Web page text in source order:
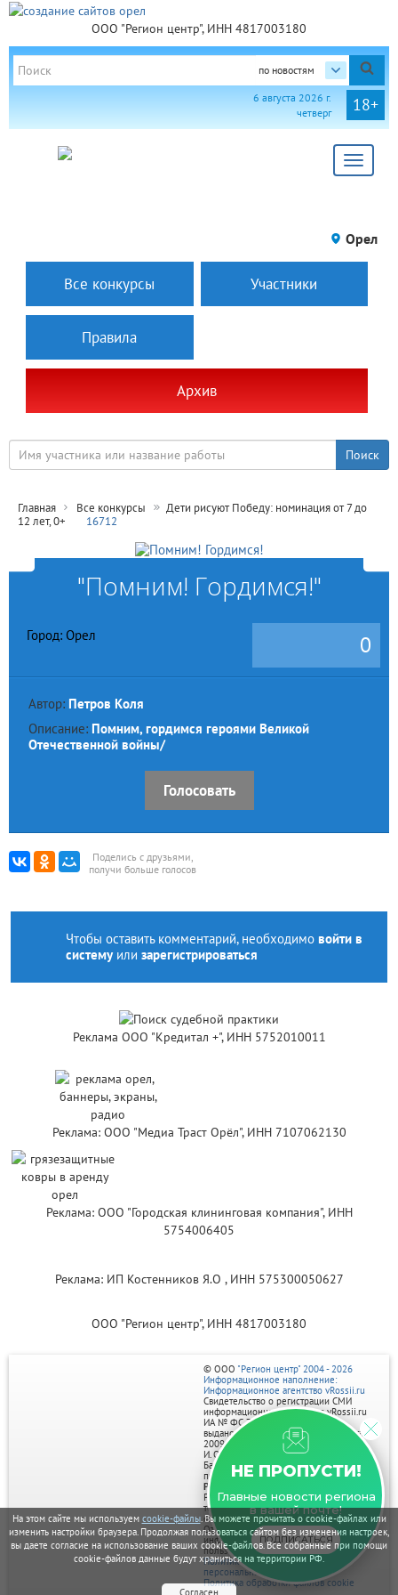
На этом сайте мы используем cookie-файлы. Вы можете прочитать о cookie-файлах или
изменить настройки браузера. Продолжая пользоваться сайтом без изменения настроек,
вы даете согласие на использование ваших cookie-файлов. Все собранные при помощи
cookie-файлов данные будут храниться на территории РФ.
Согласен
ООО "Регион центр", ИНН 4817003180
по новостям
18+
6 августа 2026 г.
четверг
Toggle
Орел
Все конкурсы Участники
Правила
Архив
Главная Все конкурсы
Дети рисуют Победу: номинация от 7 до
12 лет, 0+
16712
"Помним! Гордимся!"
Город: Орел 0
Автор: Петров Коля
Описание: Помним, гордимся героями Великой
Отечественной войны/
Голосовать
Поделись с друзьями,
получи больше голосов
Чтобы оставить комментарий, необходимо войти в
системуили зарегистрироваться
Реклама ООО "Кредитал +", ИНН 5752010011
Реклама: ООО "Медиа Траст Орёл", ИНН 7107062130
Реклама: ООО "Городская клининговая компания", ИНН
5754006405
Реклама: ИП Костенников Я.О , ИНН 575300050627
ООО "Регион центр", ИНН 4817003180
НЕ ПРОПУСТИ!
Главные новости региона
в вашей почте!
ПОДПИСАТЬСЯ
© ООО "Регион центр" 2004 - 2026
Информационное наполнение:
Информационное агентство vRossii.ru
Свидетельство о регистрации СМИ
информационного агентства vRossii.ru
ИА № ФС 77‑35502
выдано РОСКОМНАДЗОРом 04 марта
2009г.
И. О. Главного редактора Нарыков А. Н.
Баннеры на портале размещаются на
правах рекламы.
Реклама на портале:
Рекламное агентство "Умный маркетинг"
тел. 7-910-267-70-40,
email: umnyy.marketing@yandex.ru
Отдельные публикации могут содержать
информацию, не предназначенную для
пользователей до 18 лет.
Политика в отношении обработки
персональных данных
Политика обработки файлов cookie